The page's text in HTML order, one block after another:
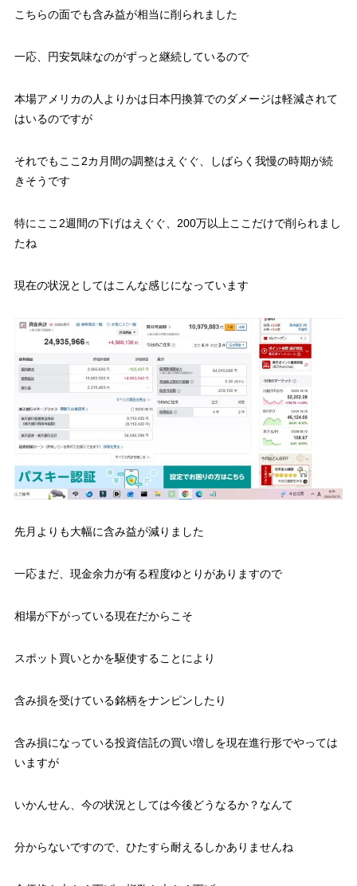
こちらの面でも含み益が相当に削られました
一応、円安気味なのがずっと継続しているので
本場アメリカの人よりかは日本円換算でのダメージは軽減されて
はいるのですが
それでもここ2カ月間の調整はえぐぐ、しばらく我慢の時期が続
きそうです
特にここ2週間の下げはえぐぐ、200万以上ここだけで削られまし
たね
現在の状況としてはこんな感じになっています
先月よりも大幅に含み益が減りました
一応まだ、現金余力が有る程度ゆとりがありますので
相場が下がっている現在だからこそ
スポット買いとかを駆使することにより
含み損を受けている銘柄をナンピンしたり
含み損になっている投資信託の買い増しを現在進行形でやっては
いますが
いかんせん、今の状況としては今後どうなるか？なんて
分からないですので、ひたすら耐えるしかありませんね